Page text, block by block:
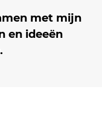
met mijn
en ideeën